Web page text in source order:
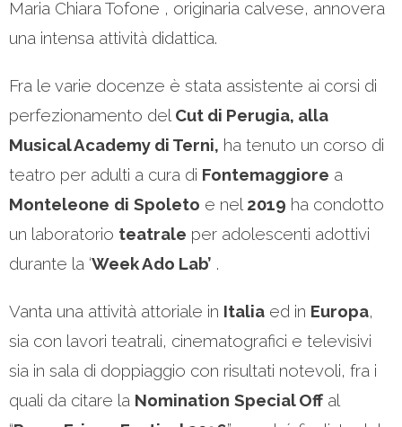
Maria Chiara Tofone , originaria calvese, annovera
una intensa attività didattica.
Fra le varie docenze è stata assistente ai corsi di
perfezionamento del Cut di Perugia, alla
Musical Academy di Terni, ha tenuto un corso di
teatro per adulti a cura di Fontemaggiore a
Monteleone di Spoleto e nel 2019 ha condotto
un laboratorio teatrale per adolescenti adottivi
durante la ‘Week Ado Lab’ .
Vanta una attività attoriale in Italia ed in Europa,
sia con lavori teatrali, cinematografici e televisivi
sia in sala di doppiaggio con risultati notevoli, fra i
quali da citare la Nomination Special Off al